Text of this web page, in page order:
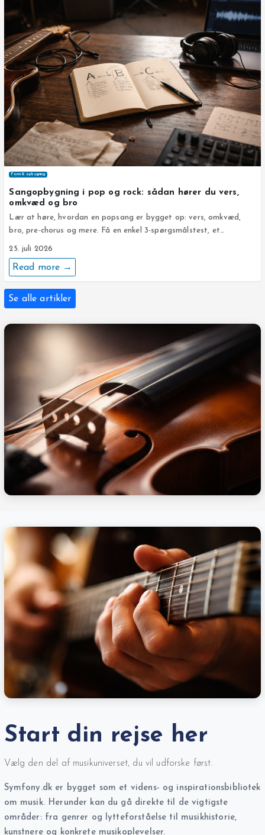
Form & opbygning
Sangopbygning i pop og rock: sådan hører du vers,
omkvæd og bro
Lær at høre, hvordan en popsang er bygget op: vers, omkvæd,
bro, pre-chorus og mere. Få en enkel 3-spørgsmålstest, et…
25. juli 2026
Read more →
Se alle artikler
Start din rejse her
Vælg den del af musikuniverset, du vil udforske først.
Symfony.dk er bygget som et videns- og inspirationsbibliotek
om musik. Herunder kan du gå direkte til de vigtigste
områder: fra genrer og lytteforståelse til musikhistorie,
kunstnere og konkrete musikoplevelser.